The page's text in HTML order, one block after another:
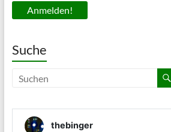
Suche